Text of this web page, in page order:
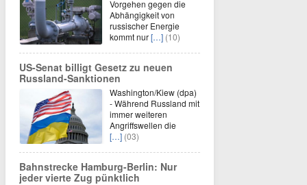
Vorgehen gegen die
Abhängigkeit von
russischer Energie
kommt nur[…] (10)
US-Senat billigt Gesetz zu neuen
Russland-Sanktionen
Washington/Kiew (dpa)
- Während Russland mit
immer weiteren
Angriffswellen die
[…] (03)
Bahnstrecke Hamburg-Berlin: Nur
jeder vierte Zug pünktlich